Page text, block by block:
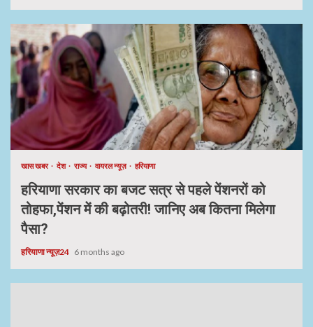
खास खबर देश राज्य वायरल न्यूज़ हरियाणा
हरियाणा सरकार का बजट सत्र से पहले पेंशनरों को
तोहफा,पेंशन में की बढ़ोतरी! जानिए अब कितना मिलेगा
पैसा?
हरियाणा न्यूज़24 6 months ago